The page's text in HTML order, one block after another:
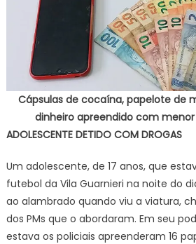
Cápsulas de cocaína, papelote de
dinheiro apreendido com menor
ADOLESCENTE DETIDO COM DROGAS
Um adolescente, de 17 anos, que
futebol da Vila Guarnieri na noite do
ao alambrado quando viu a viatura,
dos PMs que o abordaram. Em seu
estava os policiais apreenderam 16